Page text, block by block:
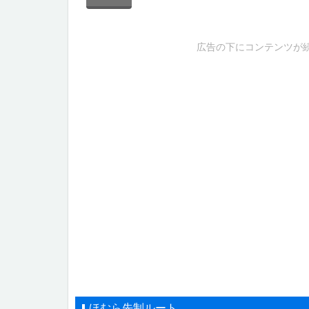
広告の下にコンテンツが